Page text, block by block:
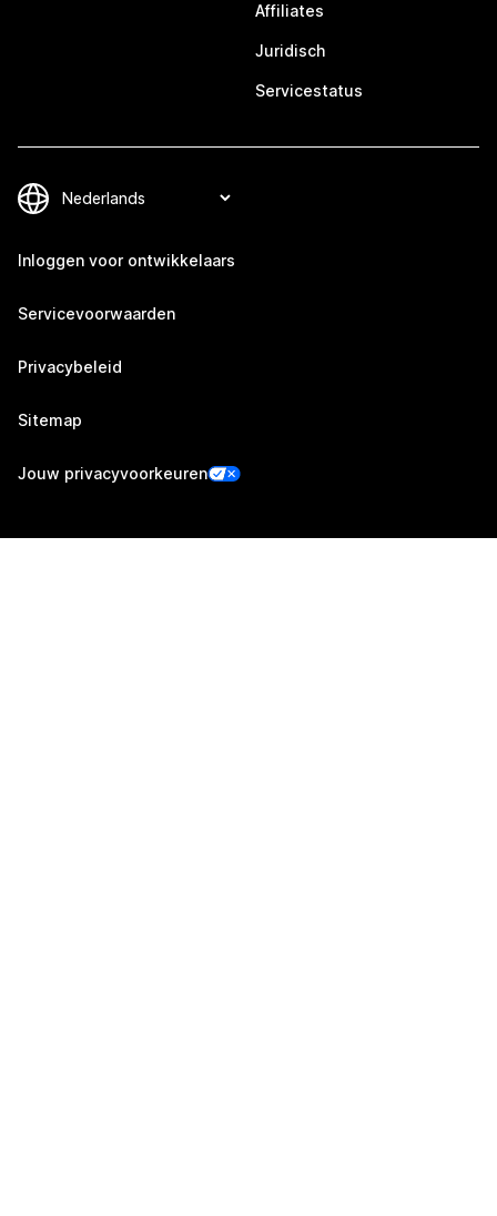
Affiliates
Juridisch
Servicestatus
Inloggen voor ontwikkelaars
Servicevoorwaarden
Privacybeleid
Sitemap
Jouw privacyvoorkeuren